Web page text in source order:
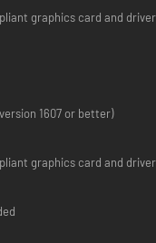
recuerdos
batir tu propio récord
tu experiencia de juego
graphics card and driver
1607 or better)
graphics card and driver